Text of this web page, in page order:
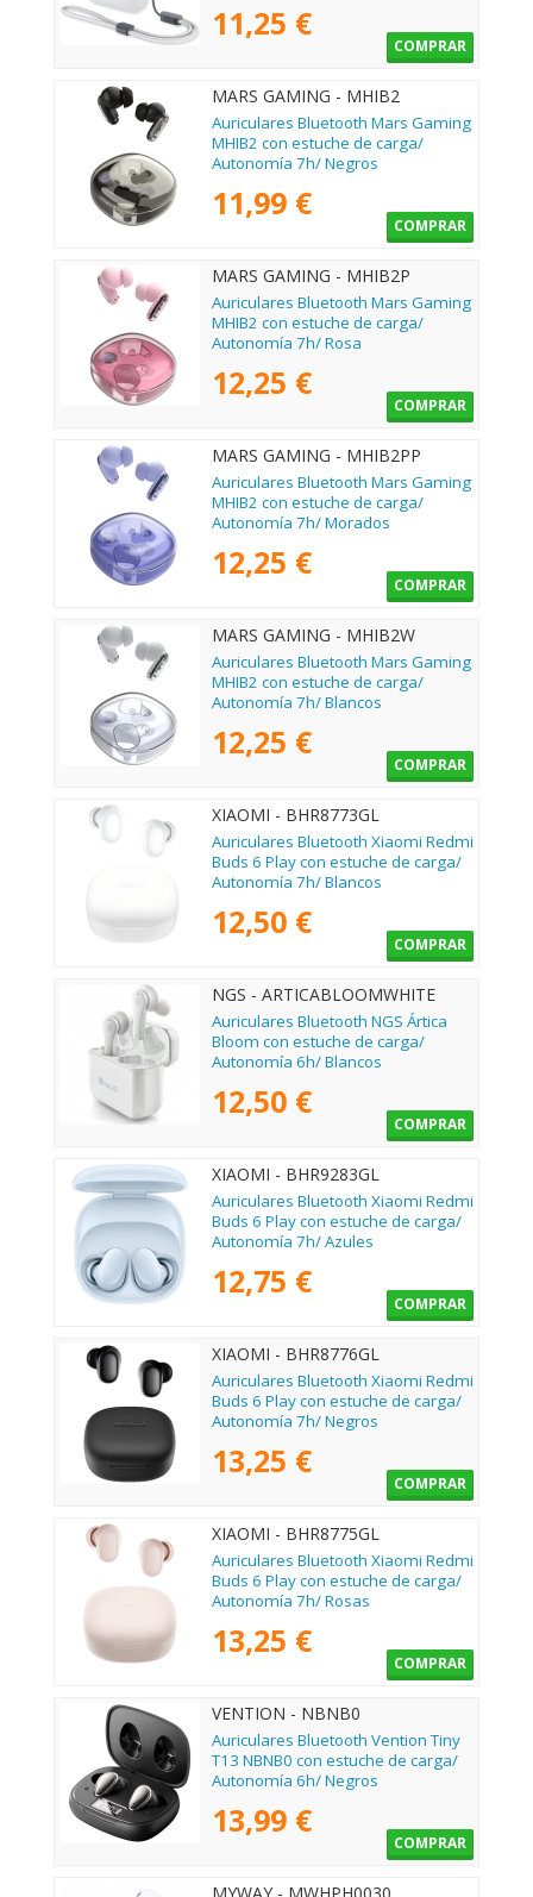
11,25 €
COMPRAR
MARS GAMING - MHIB2
Auriculares Bluetooth Mars Gaming
MHIB2 con estuche de carga/
Autonomía 7h/ Negros
11,99 €
COMPRAR
MARS GAMING - MHIB2P
Auriculares Bluetooth Mars Gaming
MHIB2 con estuche de carga/
Autonomía 7h/ Rosa
12,25 €
COMPRAR
MARS GAMING - MHIB2PP
Auriculares Bluetooth Mars Gaming
MHIB2 con estuche de carga/
Autonomía 7h/ Morados
12,25 €
COMPRAR
MARS GAMING - MHIB2W
Auriculares Bluetooth Mars Gaming
MHIB2 con estuche de carga/
Autonomía 7h/ Blancos
12,25 €
COMPRAR
XIAOMI - BHR8773GL
Auriculares Bluetooth Xiaomi Redmi
Buds 6 Play con estuche de carga/
Autonomía 7h/ Blancos
12,50 €
COMPRAR
NGS - ARTICABLOOMWHITE
Auriculares Bluetooth NGS Ártica
Bloom con estuche de carga/
Autonomía 6h/ Blancos
12,50 €
COMPRAR
XIAOMI - BHR9283GL
Auriculares Bluetooth Xiaomi Redmi
Buds 6 Play con estuche de carga/
Autonomía 7h/ Azules
12,75 €
COMPRAR
XIAOMI - BHR8776GL
Auriculares Bluetooth Xiaomi Redmi
Buds 6 Play con estuche de carga/
Autonomía 7h/ Negros
13,25 €
COMPRAR
XIAOMI - BHR8775GL
Auriculares Bluetooth Xiaomi Redmi
Buds 6 Play con estuche de carga/
Autonomía 7h/ Rosas
13,25 €
COMPRAR
VENTION - NBNB0
Auriculares Bluetooth Vention Tiny
T13 NBNB0 con estuche de carga/
Autonomía 6h/ Negros
13,99 €
COMPRAR